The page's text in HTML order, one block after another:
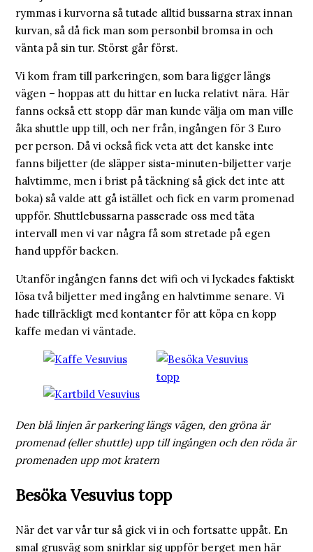
rymmas i kurvorna så tutade alltid bussarna strax innan
kurvan, så då fick man som personbil bromsa in och
vänta på sin tur. Störst går först.
Vi kom fram till parkeringen, som bara ligger längs
vägen – hoppas att du hittar en lucka relativt nära. Här
fanns också ett stopp där man kunde välja om man ville
åka shuttle upp till, och ner från, ingången för 3 Euro
per person. Då vi också fick veta att det kanske inte
fanns biljetter (de släpper sista-minuten-biljetter varje
halvtimme, men i brist på täckning så gick det inte att
boka) så valde att gå istället och fick en varm promenad
uppför. Shuttlebussarna passerade oss med täta
intervall men vi var några få som stretade på egen
hand uppför backen.
Utanför ingången fanns det wifi och vi lyckades faktiskt
lösa två biljetter med ingång en halvtimme senare. Vi
hade tillräckligt med kontanter för att köpa en kopp
kaffe medan vi väntade.
Den blå linjen är parkering längs vägen, den gröna är
promenad (eller shuttle) upp till ingången och den röda är
promenaden upp mot kratern
Besöka Vesuvius topp
När det var vår tur så gick vi in och fortsatte uppåt. En
smal grusväg som snirklar sig uppför berget men här